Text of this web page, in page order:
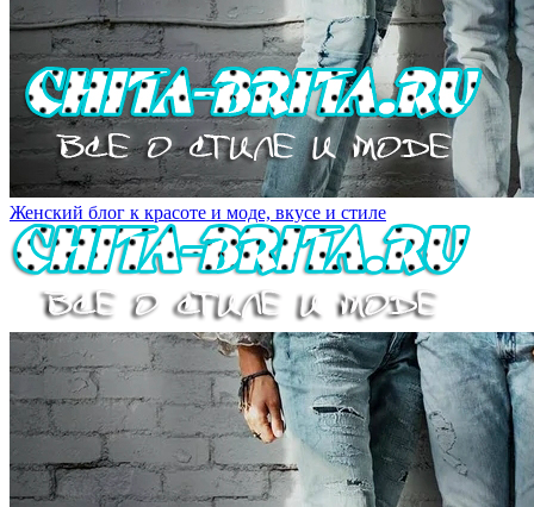
Женский блог к красоте и моде, вкусе и стиле